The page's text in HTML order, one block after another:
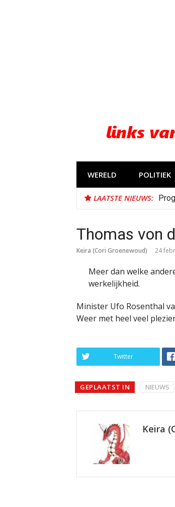
WERELD POLITIEK
LAATSTE NIEUWS:
Thomas von
Keira (Cori Groenewoud) 24
Meer dan welke
werkelijkheid.
Minister Ufo Rosenthal
Weer met heel veel
Twitter
GEPLAATST IN NIEUWS
Keira